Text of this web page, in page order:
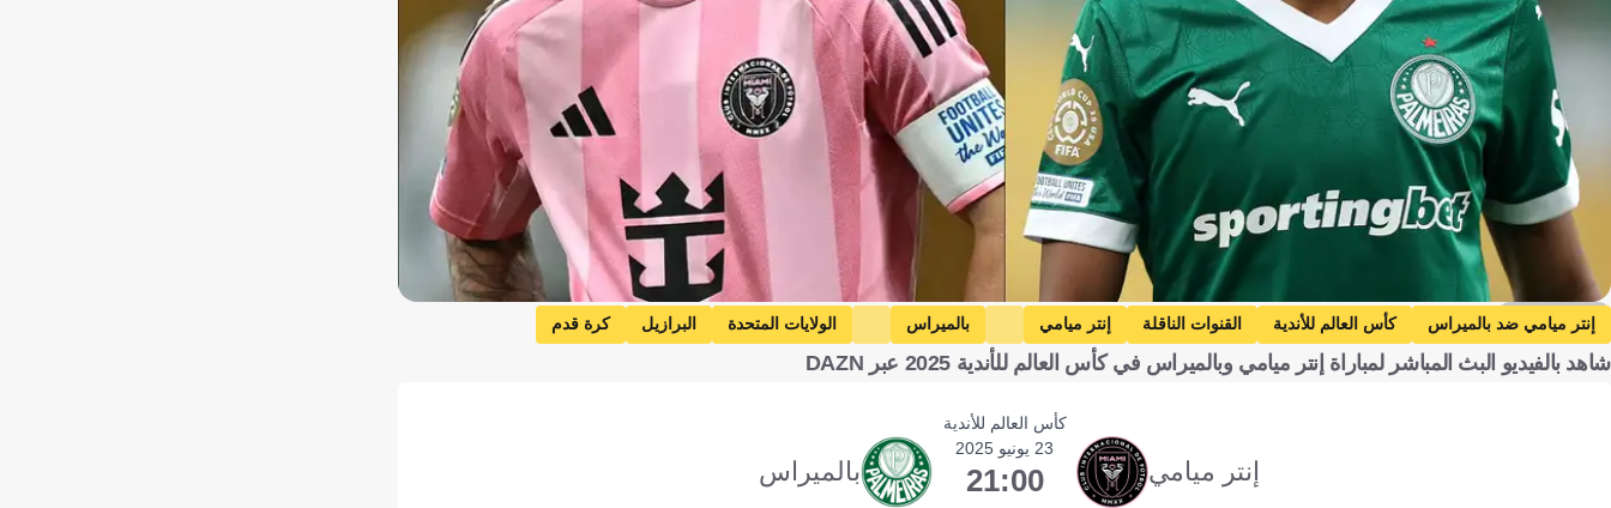
Getty Images
إنتر ميامي ضد بالميراس كأس العالم للأندية القنوات الناقلة إنتر ميامي بالميراس الولايات المتحدة البرازيل كرة قدم
شاهد بالفيديو البث المباشر لمباراة إنتر ميامي وبالميراس في كأس العالم للأندية 2025 عبر DAZN
كأس العالم للأندية
إنتر ميامي
23 يونيو 2025
21:00 بالميراس